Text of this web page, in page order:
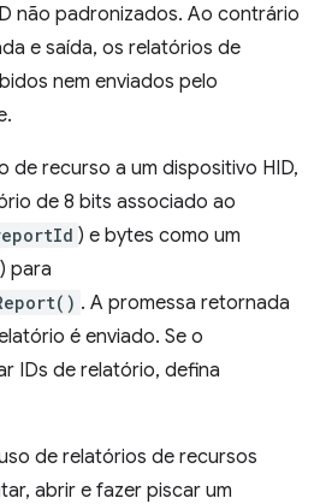
não padronizados. Ao contrário
e saída, os relatórios de
nem enviados pelo
de recurso a um dispositivo HID,
de 8 bits associado ao
) e bytes como um
) para
. A promessa retornada
é enviado. Se o
IDs de relatório, defina
de relatórios de recursos
abrir e fazer piscar um